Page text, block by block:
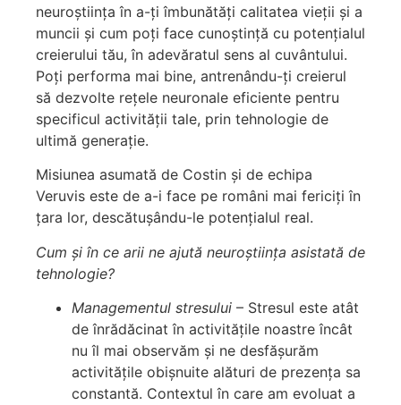
neuroștiința în a-ți îmbunătăți calitatea vieții și a
muncii și cum poți face cunoștință cu potențialul
creierului tău, în adevăratul sens al cuvântului.
Poți performa mai bine, antrenându-ți creierul
să dezvolte rețele neuronale eficiente pentru
specificul activității tale, prin tehnologie de
ultimă generație.
Misiunea asumată de Costin și de echipa
Veruvis este de a-i face pe români mai fericiți în
țara lor, descătușându-le potențialul real.
Cum și în ce arii ne ajută neuroștiința asistată de
tehnologie?
Managementul stresului – Stresul este atât
de înrădăcinat în activitățile noastre încât
nu îl mai observăm și ne desfășurăm
activitățile obișnuite alături de prezența sa
constantă. Contextul în care am evoluat a